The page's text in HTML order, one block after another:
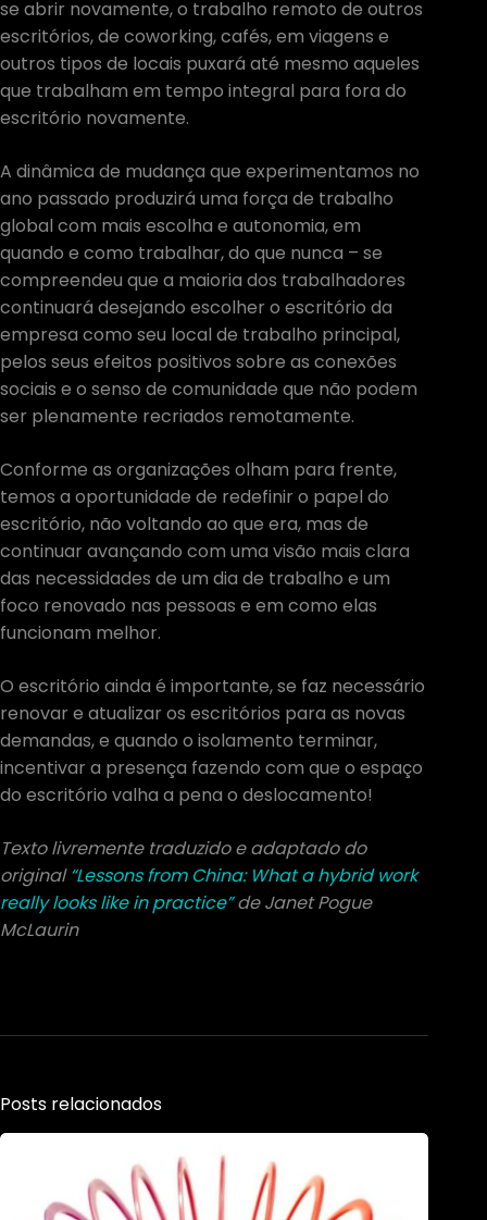
se abrir novamente, o trabalho remoto de outros
escritórios, de coworking, cafés, em viagens e
outros tipos de locais puxará até mesmo aqueles
que trabalham em tempo integral para fora do
escritório novamente.
A dinâmica de mudança que experimentamos no
ano passado produzirá uma força de trabalho
global com mais escolha e autonomia, em
quando e como trabalhar, do que nunca – se
compreendeu que a maioria dos trabalhadores
continuará desejando escolher o escritório da
empresa como seu local de trabalho principal,
pelos seus efeitos positivos sobre as conexões
sociais e o senso de comunidade que não podem
ser plenamente recriados remotamente.
Conforme as organizações olham para frente,
temos a oportunidade de redefinir o papel do
escritório, não voltando ao que era, mas de
continuar avançando com uma visão mais clara
das necessidades de um dia de trabalho e um
foco renovado nas pessoas e em como elas
funcionam melhor.
O escritório ainda é importante, se faz necessário
renovar e atualizar os escritórios para as novas
demandas, e quando o isolamento terminar,
incentivar a presença fazendo com que o espaço
do escritório valha a pena o deslocamento!
Texto livremente traduzido e adaptado do
original“Lessons from China: What a hybrid work
really looks like in practice”de Janet Pogue
McLaurin
Posts relacionados